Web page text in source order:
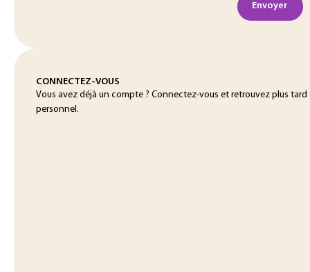
Envoyer
CONNECTEZ-VOUS
Vous avez déjà un compte ? Connectez-vous et retrouvez plus
personnel.